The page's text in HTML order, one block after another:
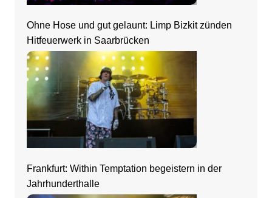
Ohne Hose und gut gelaunt: Limp Bizkit zünden
Hitfeuerwerk in Saarbrücken
Frankfurt: Within Temptation begeistern in der
Jahrhunderthalle